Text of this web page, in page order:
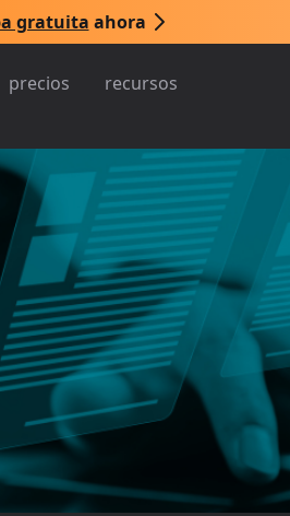
gratuita ahora
precios recursos